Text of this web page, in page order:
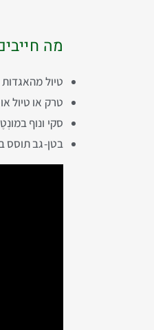
מה
טיול מהאגדות
טרק או טיול
סקי ונוף
בטן-גב תוסס